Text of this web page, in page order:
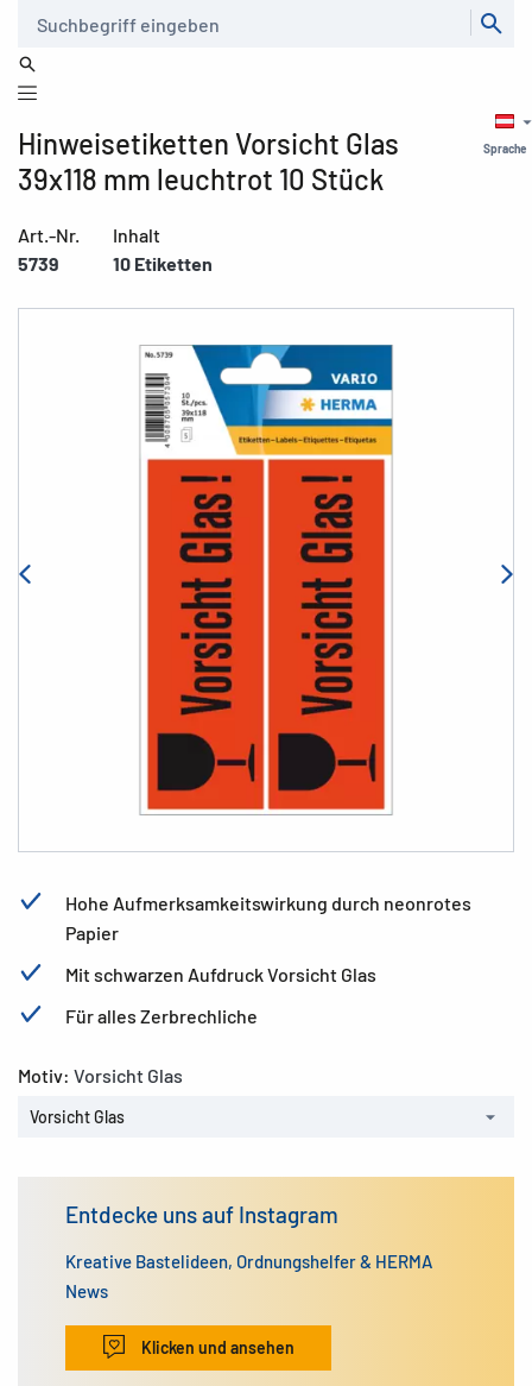
Sprache
Hinweisetiketten Vorsicht Glas
39x118 mm leuchtrot 10 Stück
Art.-Nr.
5739
Inhalt
10 Etiketten
Hohe Aufmerksamkeitswirkung durch neonrotes
Papier
Mit schwarzen Aufdruck Vorsicht Glas
Für alles Zerbrechliche
Motiv: Vorsicht Glas
Vorsicht Glas
Entdecke uns auf Instagram
Kreative Bastelideen, Ordnungshelfer & HERMA
News
Klicken und ansehen